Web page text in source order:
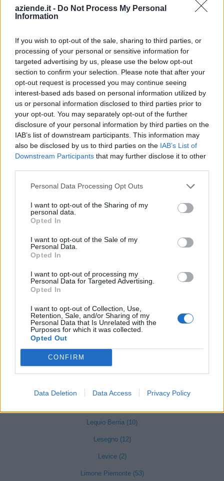
aziende.it - Do Not Process My Personal
Information
If you wish to opt-out of the sale, sharing to third parties, or
processing of your personal or sensitive information for
targeted advertising by us, please use the below opt-out
section to confirm your selection. Please note that after your
opt-out request is processed you may continue seeing
interest-based ads based on personal information utilized by
us or personal information disclosed to third parties prior to
your opt-out. You may separately opt-out of the further
disclosure of your personal information by third parties on the
IAB’s list of downstream participants. This information may
also be disclosed by us to third parties on the IAB’s List of
Downstream Participants that may further disclose it to other
Personal Data Processing Opt Outs
I want to opt-out of the Sharing of my
personal data.
Opted In
I want to opt-out of the Sale of my
Personal Data.
Opted In
I want to opt-out of processing my
Personal Data for Targeted Advertising.
Opted In
I want to opt-out of Collection, Use,
Retention, Sale, and/or Sharing of my
Personal Data that Is Unrelated with the
Purposes for which it was collected.
Opted Out
CONFIRM
Data Deletion Data Access Privacy Policy
Diano d'Alba (98)
Dronero (114)
Entracque (21)
Envie (20)
Farigliano (49)
Faule (6)
Feisoglio (9)
Fossano (501)
Frabosa Sottana (37)
Frassino (9)
Gambasca (1)
Gorzegno (6)
Grinzane Cavour (34)
Lequio Berria (10)
Lesegno (12)
Levice (2)
Limone Piemonte (53)